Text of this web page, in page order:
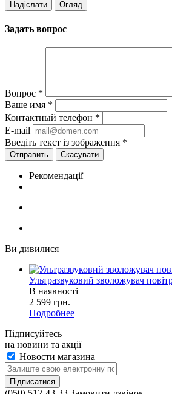
Задать вопрос
Вопрос *
Ваше имя *
Контактный телефон *
E-mail
Введіть текст із зображення *
Скасувати
Рекомендації
Ви дивилися
Ультразвуковий зволожувач
В наявності
2 599 грн.
Подробнее
Підписуйтесь
на новини та акції
Новости магазина